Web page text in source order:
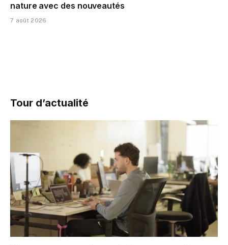
nature avec des nouveautés
7 août 2026
Tour d’actualité